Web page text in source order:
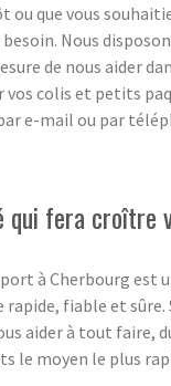
que vous
Nous
de nous aider
vos colis et petits
e-mail ou par
qui fera croître
à Cherbourg
fiable et
aider à tout
le moyen le plus